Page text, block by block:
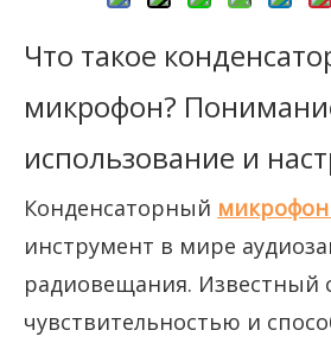
Что такое
микрофон?
использование и
Конденсаторный микрофон
инструмент в мире
радиовещания. Известный
чувствительностью и